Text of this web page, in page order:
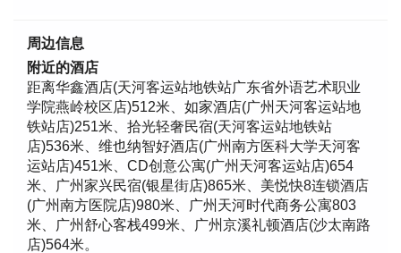
周边信息
附近的酒店
距离华鑫酒店(天河客运站地铁站广东省外语艺术职业
学院燕岭校区店)512米、如家酒店(广州天河客运站地
铁站店)251米、拾光轻奢民宿(天河客运站地铁站
店)536米、维也纳智好酒店(广州南方医科大学天河客
运站店)451米、CD创意公寓(广州天河客运站店)654
米、广州家兴民宿(银星街店)865米、美悦快8连锁酒店
(广州南方医院店)980米、广州天河时代商务公寓803
米、广州舒心客栈499米、广州京溪礼顿酒店(沙太南路
店)564米。